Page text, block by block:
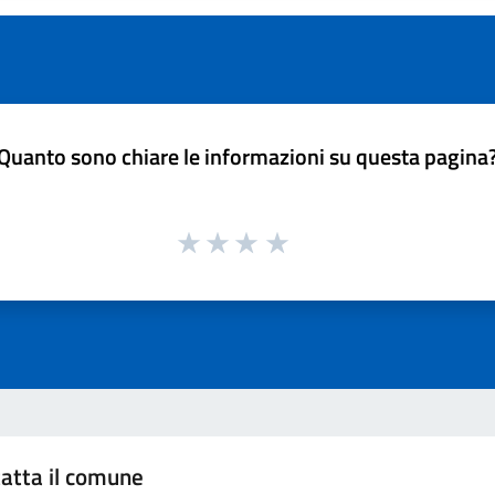
sono chiare le informazioni su questa
il comune